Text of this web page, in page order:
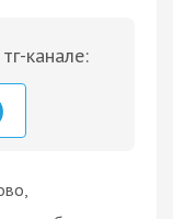
канале: